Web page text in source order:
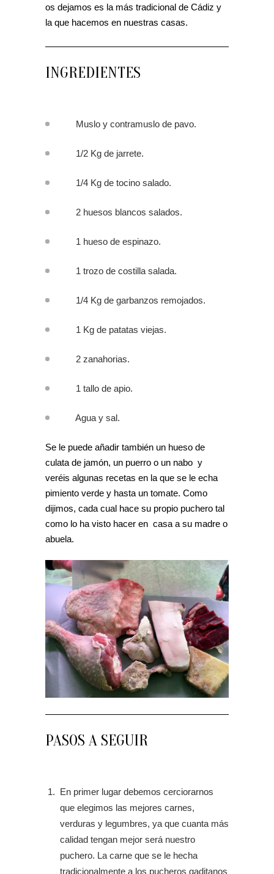
os dejamos es la más tradicional de Cádiz y
la que hacemos en nuestras casas.
INGREDIENTES
Muslo y contramuslo de pavo.
1/2 Kg de jarrete.
1/4 Kg de tocino salado.
2 huesos blancos salados.
1 hueso de espinazo.
1 trozo de costilla salada.
1/4 Kg de garbanzos remojados.
1 Kg de patatas viejas.
2 zanahorias.
1 tallo de apio.
Agua y sal.
Se le puede añadir también un hueso de
culata de jamón, un puerro o un nabo y
veréis algunas recetas en la que se le echa
pimiento verde y hasta un tomate. Como
dijimos, cada cual hace su propio puchero tal
como lo ha visto hacer en casa a su madre o
abuela.
PASOS A SEGUIR
En primer lugar debemos cerciorarnos
que elegimos las mejores carnes,
verduras y legumbres, ya que cuanta más
calidad tengan mejor será nuestro
puchero. La carne que se le hecha
tradicionalmente a los pucheros gaditanos